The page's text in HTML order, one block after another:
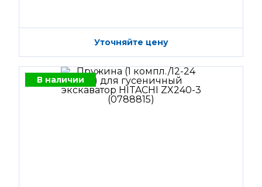
Уточняйте цену
В наличии